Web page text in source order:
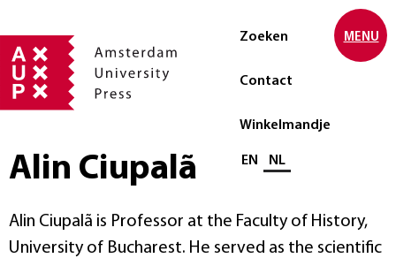
Zoeken
Contact
Winkelmandje
Selecteer taal
EN NL
MENU
Alin Ciupalã
Alin Ciupalã is Professor at the Faculty of History,
University of Bucharest. He served as the scientific